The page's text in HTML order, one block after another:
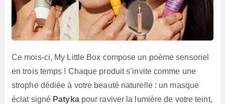
Ce mois-ci, My Little Box compose un poème sensoriel
en trois temps ! Chaque produit s’invite comme une
strophe dédiée à votre beauté naturelle : un masque
éclat signé Patykapour raviver la lumière de votre teint,